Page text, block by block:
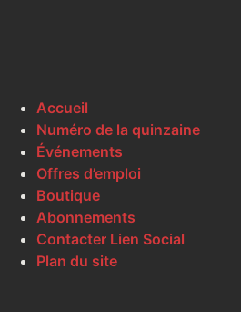
Accueil
Numéro de la quinzaine
Événements
Offres d’emploi
Boutique
Abonnements
Contacter Lien Social
Plan du site